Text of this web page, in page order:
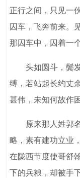
正行之间，只见一
囚车，飞奔前来。
那囚车中，囚着一
头如圆斗，鬓发
缚，若站起长约丈
甚伟，未知何故作
原来那人姓郭名
略，素有建功立业
在陇西节度使哥舒
下的兵粮，却被手